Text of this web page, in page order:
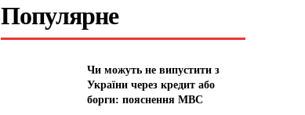
Популярне
Чи можуть не випустити з
України через кредит або
борги: пояснення МВС